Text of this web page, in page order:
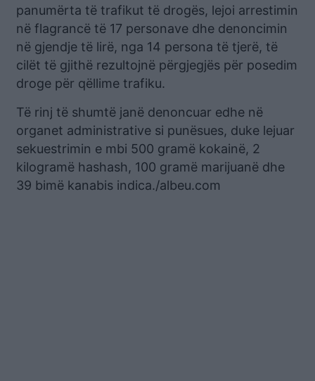
panumërta të trafikut të drogës, lejoi arrestimin
në flagrancë të 17 personave dhe denoncimin
në gjendje të lirë, nga 14 persona të tjerë, të
cilët të gjithë rezultojnë përgjegjës për posedim
droge për qëllime trafiku.
Të rinj të shumtë janë denoncuar edhe në
organet administrative si punësues, duke lejuar
sekuestrimin e mbi 500 gramë kokainë, 2
kilogramë hashash, 100 gramë marijuanë dhe
39 bimë kanabis indica./albeu.com